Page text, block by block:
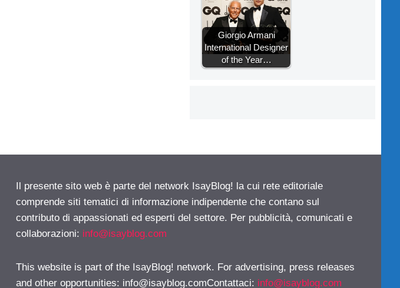
Giorgio Armani
International Designer
of the Year…
Il presente sito web è parte del network IsayBlog! la cui rete editoriale
comprende siti tematici di informazione indipendente che contano sul
contributo di appassionati ed esperti del settore. Per pubblicità, comunicati e
collaborazioni: info@isayblog.com
This website is part of the IsayBlog! network. For advertising, press releases
and other opportunities: info@isayblog.comContattaci: info@isayblog.com